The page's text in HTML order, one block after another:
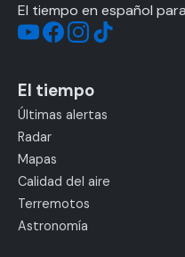
El tiempo en español
El tiempo
Últimas alertas
Radar
Mapas
Calidad del aire
Terremotos
Astronomía